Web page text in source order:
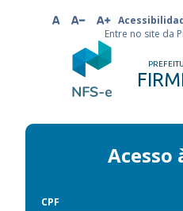
Entre no site da
Acesso
CPF